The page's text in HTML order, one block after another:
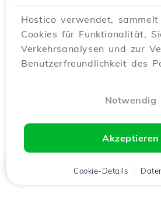
Hostico verwendet,
Cookies für Funktionalität,
Verkehrsanalysen und zur
Benutzerfreundlichkeit des
Notwendig
Akzeptieren
Cookie-Details
Kunde Warenkorb